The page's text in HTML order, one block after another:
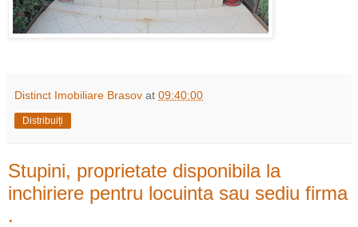
Distinct Imobiliare Brasov at 09:40:00
Distribuiți
Stupini, proprietate disponibila la
inchiriere pentru locuinta sau sediu firma
.